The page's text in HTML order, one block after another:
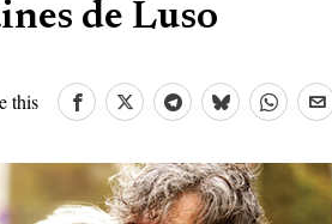
de Luso
this